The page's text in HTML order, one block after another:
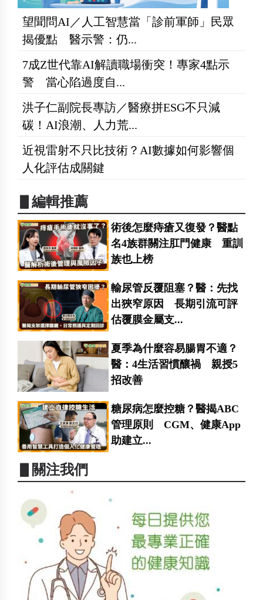
望聞問AI／人工智慧當「診前軍師」民眾
揭優點 醫示警：仍...
7成Z世代靠AI解讀職場衝突！專家4點示
警 當心陷過度自...
洪子仁副院長專訪／醫療拼ESG不只減
碳！AI浪潮、人力荒...
近視雷射不只比技術？AI數據如何影響個
人化評估成關鍵
▋編輯推薦
術後怎麼痔瘡又復發？醫點
名4族群關注肛門健康 重訓
族也上榜
輸尿管反覆阻塞？醫：先找
出狹窄原因 長期引流可評
估覆膜金屬支...
夏季為什麼容易腸胃不適？
醫：4生活習慣釀禍 親授5
招改善
糖尿病怎麼控糖？醫揭ABC
管理原則 CGM、健康App
助建立...
▋關注我們